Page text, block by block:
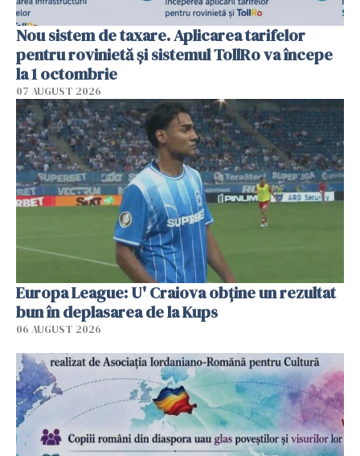
Nou sistem de taxare. Aplicarea tarifelor
pentru rovinietă şi sistemul TollRo va începe
la 1 octombrie
07 AUGUST 2026
Europa League: U' Craiova obține un rezultat
bun în deplasarea de la Kups
06 AUGUST 2026